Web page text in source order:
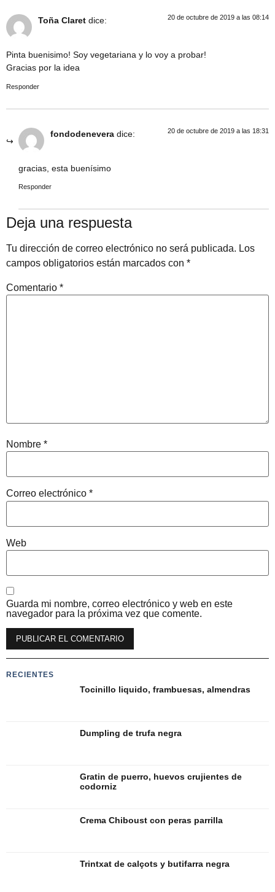
Toña Claret dice: 20 de octubre de 2019 a las 08:14
Pinta buenisimo! Soy vegetariana y lo voy a probar!
Gracias por la idea
Responder
fondodenevera dice: 20 de octubre de 2019 a las 18:31
gracias, esta buenísimo
Responder
Deja una respuesta
Tu dirección de correo electrónico no será publicada. Los
campos obligatorios están marcados con *
Comentario *
Nombre *
Correo electrónico *
Web
Guarda mi nombre, correo electrónico y web en este
navegador para la próxima vez que comente.
RECIENTES
Tocinillo liquido, frambuesas, almendras
Dumpling de trufa negra
Gratin de puerro, huevos crujientes de
codorniz
Crema Chiboust con peras parrilla
Trintxat de calçots y butifarra negra